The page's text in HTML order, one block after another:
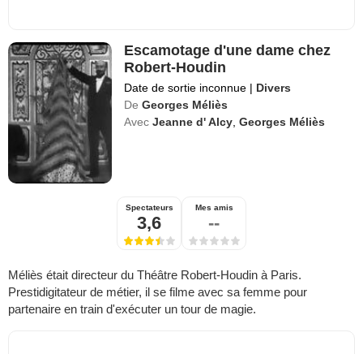
Escamotage d'une dame chez
Robert-Houdin
Date de sortie inconnue | Divers
De Georges Méliès
Avec Jeanne d' Alcy ,Georges Méliès
Spectateurs
3,6
Mes amis
--
Méliès était directeur du Théâtre Robert-Houdin à Paris.
Prestidigitateur de métier, il se filme avec sa femme pour
partenaire en train d'exécuter un tour de magie.